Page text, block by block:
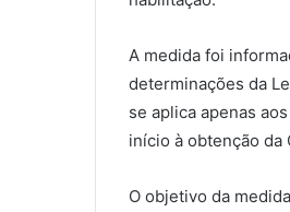
A medida foi
determinações da
se aplica apenas
início à obtenção da
O objetivo da